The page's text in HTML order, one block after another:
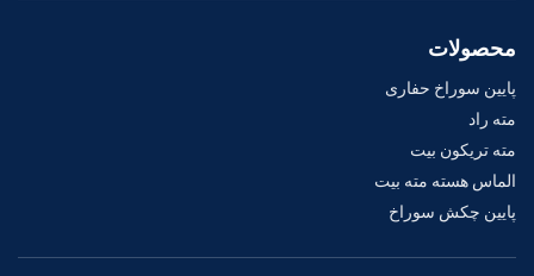
محصولات
پایین سوراخ حفاری
مته راد
مته تریکون بیت
الماس هسته مته بیت
پایین چکش سوراخ